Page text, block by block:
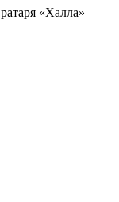
«Халла»